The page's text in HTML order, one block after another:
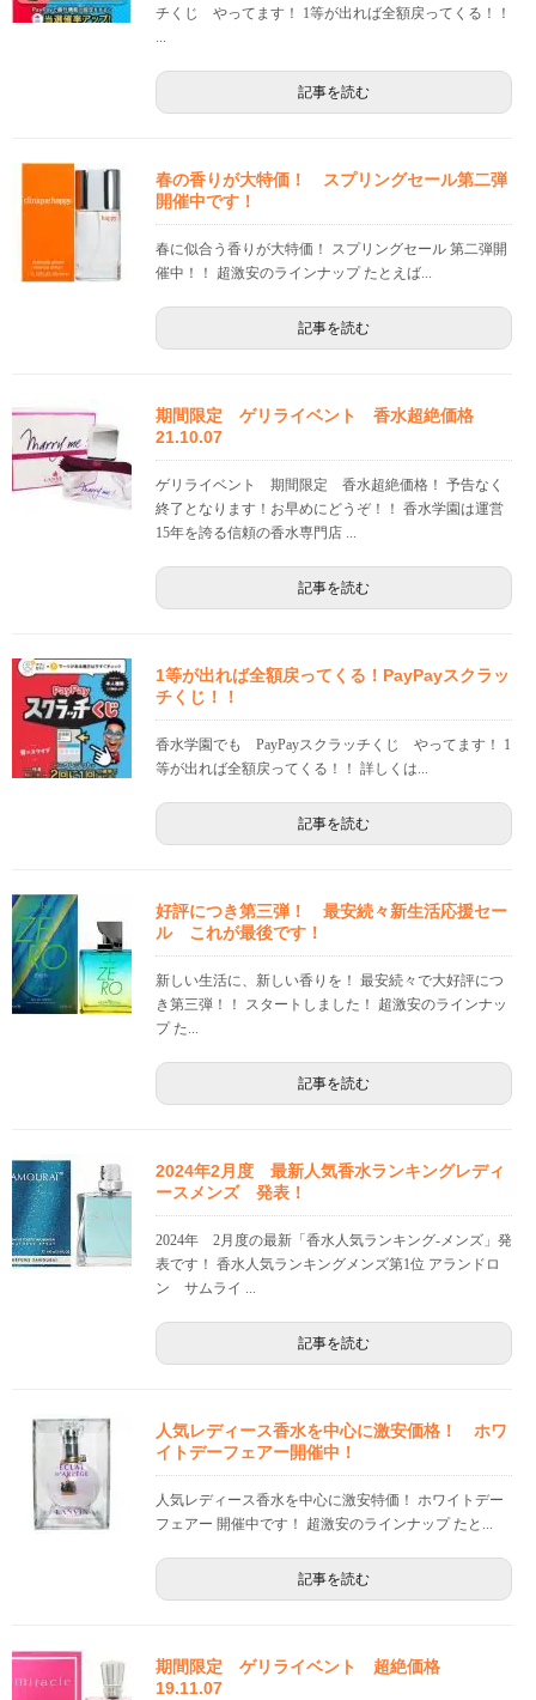
チくじ やってます！ 1等が出れば全額戻ってくる！！
...
記事を読む
春の香りが大特価！ スプリングセール第二弾
開催中です！
春に似合う香りが大特価！ スプリングセール 第二弾開
催中！！ 超激安のラインナップ たとえば...
記事を読む
期間限定 ゲリライベント 香水超絶価格
21.10.07
ゲリライベント 期間限定 香水超絶価格！ 予告なく
終了となります！お早めにどうぞ！！ 香水学園は運営
15年を誇る信頼の香水専門店 ...
記事を読む
1等が出れば全額戻ってくる！PayPayスクラッ
チくじ！！
香水学園でも PayPayスクラッチくじ やってます！ 1
等が出れば全額戻ってくる！！ 詳しくは...
記事を読む
好評につき第三弾！ 最安続々新生活応援セー
ル これが最後です！
新しい生活に、新しい香りを！ 最安続々で大好評につ
き第三弾！！ スタートしました！ 超激安のラインナッ
プ た...
記事を読む
2024年2月度 最新人気香水ランキングレディ
ースメンズ 発表！
2024年 2月度の最新「香水人気ランキング-メンズ」発
表です！ 香水人気ランキングメンズ第1位 アランドロ
ン サムライ ...
記事を読む
人気レディース香水を中心に激安価格！ ホワ
イトデーフェアー開催中！
人気レディース香水を中心に激安特価！ ホワイトデー
フェアー 開催中です！ 超激安のラインナップ たと...
記事を読む
期間限定 ゲリライベント 超絶価格
19.11.07